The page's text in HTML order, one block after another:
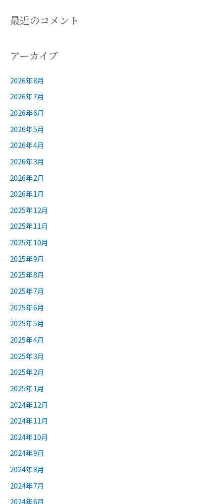
最近のコメント
アーカイブ
2026年8月
2026年7月
2026年6月
2026年5月
2026年4月
2026年3月
2026年2月
2026年1月
2025年12月
2025年11月
2025年10月
2025年9月
2025年8月
2025年7月
2025年6月
2025年5月
2025年4月
2025年3月
2025年2月
2025年1月
2024年12月
2024年11月
2024年10月
2024年9月
2024年8月
2024年7月
2024年6月